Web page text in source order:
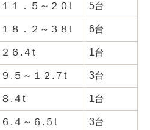
１１．５～２０t 5台
１８．２～３８t 6台
２６.４t 1台
９.５～１２.７t 3台
８.４t 1台
６.４～６.５t 3台